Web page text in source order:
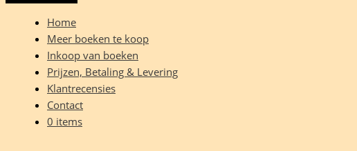
Home
Meer boeken te koop
Inkoop van boeken
Prijzen, Betaling & Levering
Klantrecensies
Contact
0 items